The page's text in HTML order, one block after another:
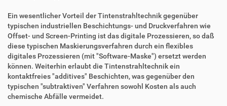
Ein wesentlicher Vorteil der Tintenstrahltechnik gegenüber
typischen industriellen Beschichtungs- und Druckverfahren wie
Offset- und Screen-Printing ist das digitale Prozessieren, so daß
diese typischen Maskierungsverfahren durch ein flexibles
digitales Prozessieren (mit "Software-Maske") ersetzt werden
können. Weiterhin erlaubt die Tintenstrahltechnik ein
kontaktfreies "additives" Beschichten, was gegenüber den
typischen "subtraktiven" Verfahren sowohl Kosten als auch
chemische Abfälle vermeidet.